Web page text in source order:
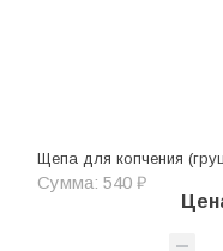
Щепа для копчения
Сумма: 540 ₽